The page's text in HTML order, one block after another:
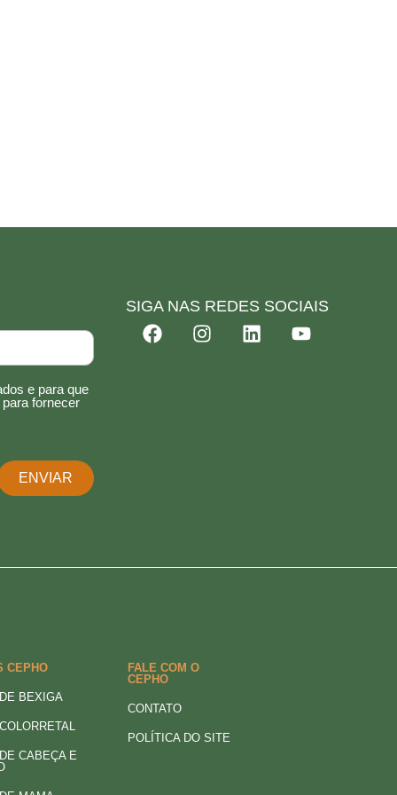
e para que
fornecer
ENVIAR
SIGA NAS REDES SOCIAIS
CEPHO
BEXIGA
CABEÇA E
FALE COM O
CEPHO
CONTATO
POLÍTICA DO SITE